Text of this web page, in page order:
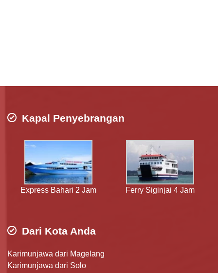
Kapal Penyebrangan
Express Bahari 2 Jam Ferry Siginjai 4 Jam
Dari Kota Anda
Karimunjawa dari Magelang
Karimunjawa dari Solo